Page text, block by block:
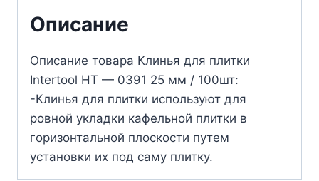
Описание
Описание товара Клинья для плитки
Intertool HT — 0391 25 мм / 100шт:
-Клинья для плитки используют для
ровной укладки кафельной плитки в
горизонтальной плоскости путем
установки их под саму плитку.